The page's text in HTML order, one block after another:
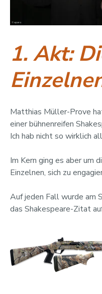
1. Akt:
Matthias Müller-Prove
einer bühnenreifen
Ich hab nicht so wirklich
Im Kern ging es aber um
Einzelnen, sich zu
Auf jeden Fall wurde am
das Shakespeare-Zitat